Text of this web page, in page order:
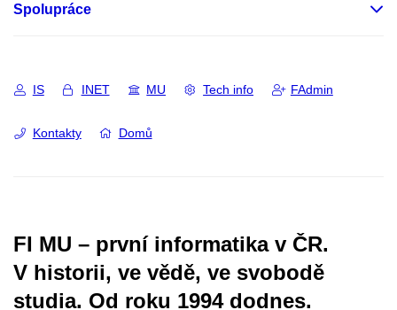
Spolupráce
IS INET MU Tech info FAdmin
Kontakty Domů
FI MU – první informatika v ČR.
V historii, ve vědě, ve svobodě
studia. Od roku 1994 dodnes.